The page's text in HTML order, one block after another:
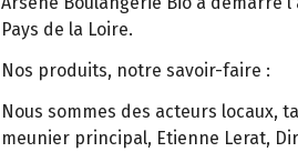
Pays de la Loire.
Nos produits, notre savoir-faire :
Nous sommes des acteurs locaux,
meunier principal, Etienne Lerat,